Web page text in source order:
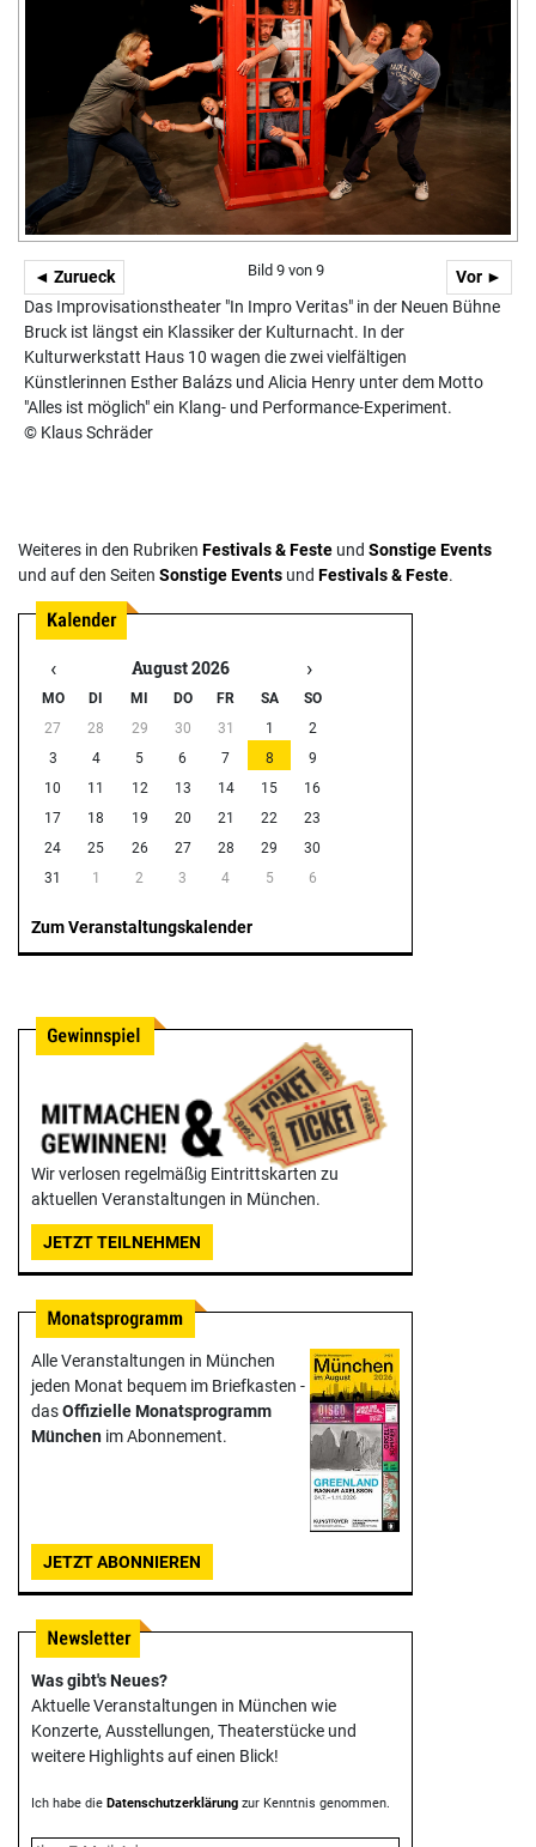
◄ Zurueck Vor ►
Bild 9 von 9
Das Improvisationstheater "In Impro Veritas" in der Neuen Bühne
Bruck ist längst ein Klassiker der Kulturnacht. In der
Kulturwerkstatt Haus 10 wagen die zwei vielfältigen
Künstlerinnen Esther Balázs und Alicia Henry unter dem Motto
"Alles ist möglich" ein Klang- und Performance-Experiment.
© Klaus Schräder
Weiteres in den Rubriken Festivals & Feste und Sonstige Events
und auf den Seiten Sonstige Events und Festivals & Feste.
‹ August 2026 ›
MO DI MI DO FR SA
SO
27
28 29 30 31 1
2
3
4 5 6 7 8
9
10
11 12 13 14 15
16
17
18 19 20 21 22
23
24
25 26 27 28 29
30
31
1 2 3 4 5 6
Zum Veranstaltungskalender
Wir verlosen regelmäßig Eintrittskarten zu
aktuellen Veranstaltungen in München.
JETZT TEILNEHMEN
Alle Veranstaltungen in München
jeden Monat bequem im Briefkasten -
dasOffizielle Monats­programm
München im Abonnement.
JETZT ABONNIEREN
Was gibt's Neues?
Aktuelle Veranstaltungen in München wie
Konzerte, Ausstellungen, Theater­stücke und
weitere Highlights auf einen Blick!
Ich habe die Datenschutzerklärung zur Kenntnis genommen.